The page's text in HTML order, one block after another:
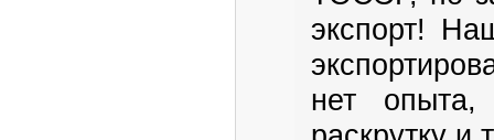
экспорт!
нет